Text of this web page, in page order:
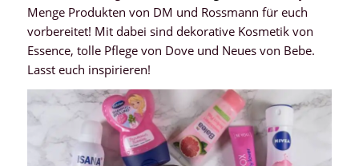
Menge Produkten von DM und Rossmann für euch
vorbereitet! Mit dabei sind dekorative Kosmetik von
Essence, tolle Pflege von Dove und Neues von Bebe.
Lasst euch inspirieren!